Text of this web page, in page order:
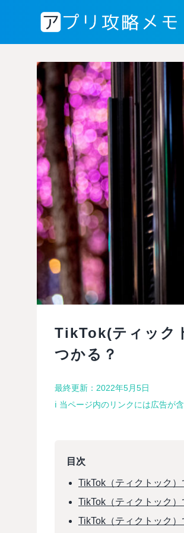
TikTok(ティック
つかる？
最終更新：2022年5月5日
ℹ︎ 当ページ内のリンクには広告が
目次
TikTok（ティクトック
TikTok（ティクトック
TikTok（ティクトック